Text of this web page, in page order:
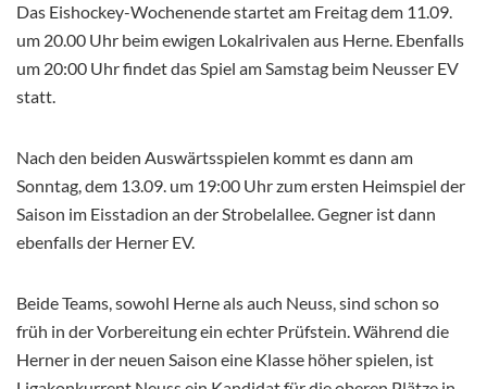
Das Eishockey-Wochenende startet am Freitag dem 11.09.
um 20.00 Uhr beim ewigen Lokalrivalen aus Herne. Ebenfalls
um 20:00 Uhr findet das Spiel am Samstag beim Neusser EV
statt.
Nach den beiden Auswärtsspielen kommt es dann am
Sonntag, dem 13.09. um 19:00 Uhr zum ersten Heimspiel der
Saison im Eisstadion an der Strobelallee. Gegner ist dann
ebenfalls der Herner EV.
Beide Teams, sowohl Herne als auch Neuss, sind schon so
früh in der Vorbereitung ein echter Prüfstein. Während die
Herner in der neuen Saison eine Klasse höher spielen, ist